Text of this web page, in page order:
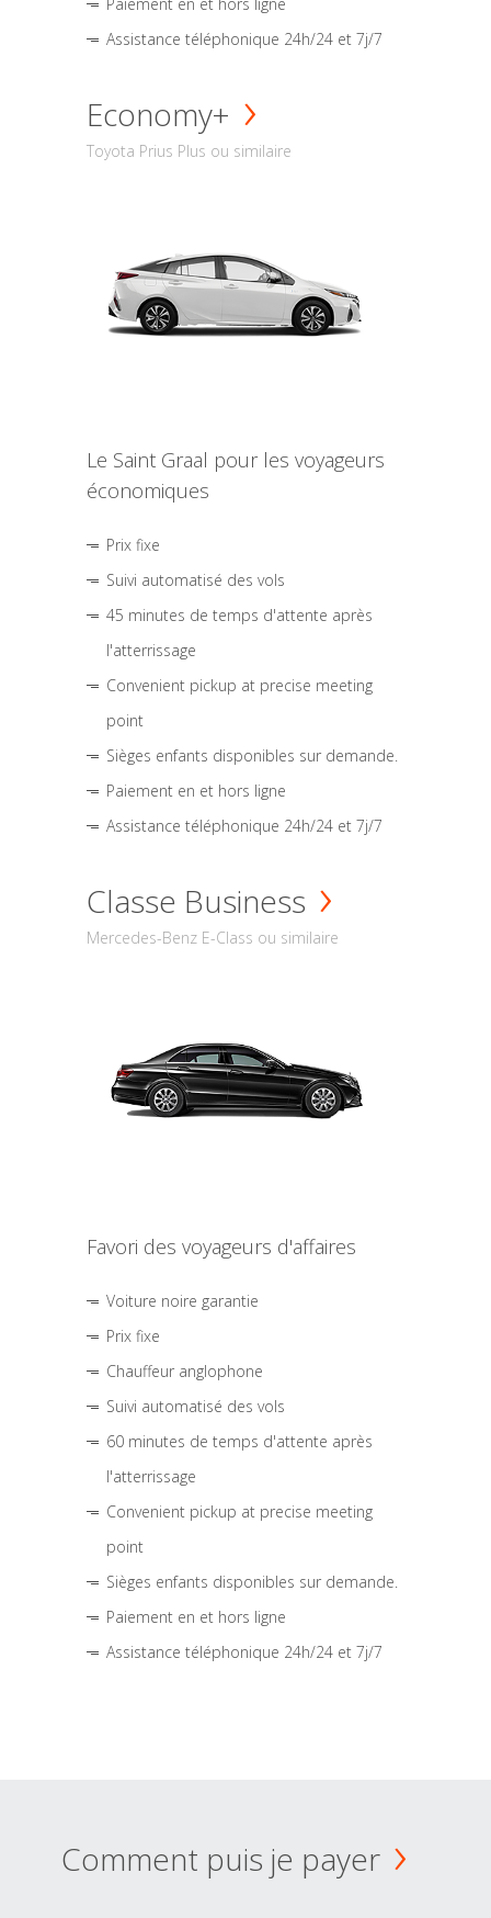
Assistance téléphonique 24h/24 et 7j/7
Economy+
Toyota Prius Plus ou similaire
Le Saint Graal pour les voyageurs
économiques
Prix fixe
Suivi automatisé des vols
45 minutes de temps d'attente après
l'atterrissage
Convenient pickup at precise meeting
point
Sièges enfants disponibles sur demande.
Paiement en et hors ligne
Assistance téléphonique 24h/24 et 7j/7
Classe Business
Mercedes-Benz E-Class ou similaire
Favori des voyageurs d'affaires
Voiture noire garantie
Prix fixe
Chauffeur anglophone
Suivi automatisé des vols
60 minutes de temps d'attente après
l'atterrissage
Convenient pickup at precise meeting
point
Sièges enfants disponibles sur demande.
Paiement en et hors ligne
Assistance téléphonique 24h/24 et 7j/7
Comment puis je payer